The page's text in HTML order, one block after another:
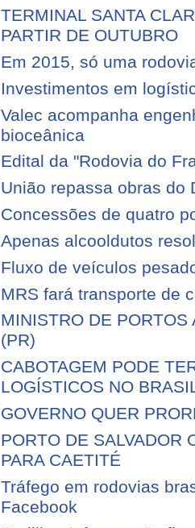
TERMINAL SANTA
PARTIR DE OUTUBRO
Em 2015, só uma
Investimentos em
Valec acompanha
bioceânica
Edital da "Rodovia do
União repassa obras do
Concessões de quatro
Apenas alcooldutos
Fluxo de veículos
MRS fará transporte de
MINISTRO DE
(PR)
CABOTAGEM PODE
LOGÍSTICOS NO
GOVERNO QUER
PORTO DE SALVADOR
PARA CAETITÉ
Tráfego em rodovias
Facebook